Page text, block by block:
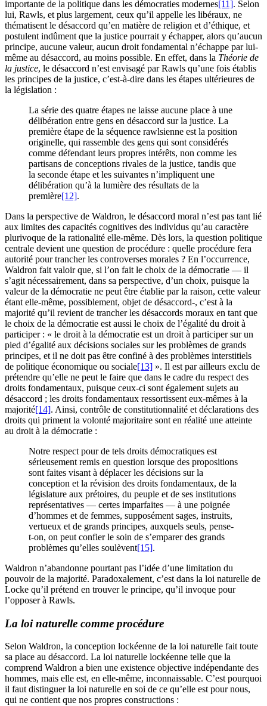
importante de la politique dans les démocraties modernes[11]. Selon
lui, Rawls, et plus largement, ceux qu’il appelle les libéraux, ne
thématisent le désaccord qu’en matière de religion et d’éthique, et
postulent indûment que la justice pourrait y échapper, alors qu’aucun
principe, aucune valeur, aucun droit fondamental n’échappe par lui-
même au désaccord, au moins possible. En effet, dans la Théorie de
la justice, le désaccord n’est envisagé par Rawls qu’une fois établis
les principes de la justice, c’est-à-dire dans les étapes ultérieures de
la législation :
La série des quatre étapes ne laisse aucune place à une
délibération entre gens en désaccord sur la justice. La
première étape de la séquence rawlsienne est la position
originelle, qui rassemble des gens qui sont considérés
comme défendant leurs propres intérêts, non comme les
partisans de conceptions rivales de la justice, tandis que
la seconde étape et les suivantes n’impliquent une
délibération qu’à la lumière des résultats de la
première[12].
Dans la perspective de Waldron, le désaccord moral n’est pas tant lié
aux limites des capacités cognitives des individus qu’au caractère
plurivoque de la rationalité elle-même. Dès lors, la question politique
centrale devient une question de procédure : quelle procédure fera
autorité pour trancher les controverses morales ? En l’occurrence,
Waldron fait valoir que, si l’on fait le choix de la démocratie — il
s’agit nécessairement, dans sa perspective, d’un choix, puisque la
valeur de la démocratie ne peut être établie par la raison, cette valeur
étant elle-même, possiblement, objet de désaccord-, c’est à la
majorité qu’il revient de trancher les désaccords moraux en tant que
le choix de la démocratie est aussi le choix de l’égalité du droit à
participer : « le droit à la démocratie est un droit à participer sur un
pied d’égalité aux décisions sociales sur les problèmes de grands
principes, et il ne doit pas être confiné à des problèmes interstitiels
de politique économique ou sociale[13] ». Il est par ailleurs exclu de
prétendre qu’elle ne peut le faire que dans le cadre du respect des
droits fondamentaux, puisque ceux-ci sont également sujets au
désaccord ; les droits fondamentaux ressortissent eux-mêmes à la
majorité[14]. Ainsi, contrôle de constitutionnalité et déclarations des
droits qui priment la volonté majoritaire sont en réalité une atteinte
au droit à la démocratie :
Notre respect pour de tels droits démocratiques est
sérieusement remis en question lorsque des propositions
sont faites visant à déplacer les décisions sur la
conception et la révision des droits fondamentaux, de la
législature aux prétoires, du peuple et de ses institutions
représentatives — certes imparfaites — à une poignée
d’hommes et de femmes, supposément sages, instruits,
vertueux et de grands principes, auxquels seuls, pense-
t-on, on peut confier le soin de s’emparer des grands
problèmes qu’elles soulèvent[15].
Waldron n’abandonne pourtant pas l’idée d’une limitation du
pouvoir de la majorité. Paradoxalement, c’est dans la loi naturelle de
Locke qu’il prétend en trouver le principe, qu’il invoque pour
l’opposer à Rawls.
La loi naturelle comme procédure
Selon Waldron, la conception lockéenne de la loi naturelle fait toute
sa place au désaccord. La loi naturelle lockéenne telle que la
comprend Waldron a bien une existence objective indépendante des
hommes, mais elle est, en elle-même, inconnaissable. C’est pourquoi
il faut distinguer la loi naturelle en soi de ce qu’elle est pour nous,
qui ne contient que nos propres constructions :